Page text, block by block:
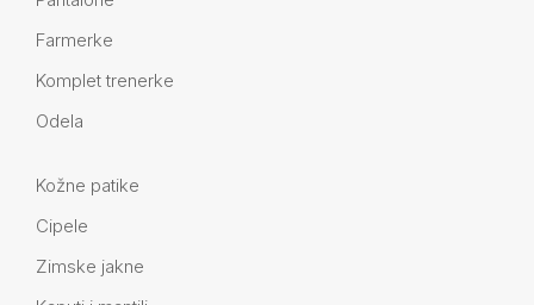
Farmerke
Komplet trenerke
Odela
Kožne patike
Cipele
Zimske jakne